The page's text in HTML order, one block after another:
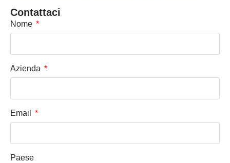
Contattaci
Nome
Azienda
Email
Paese